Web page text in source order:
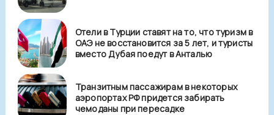
Отели в Турции ставят на то, что туризм в
ОАЭ не восстановится за 5 лет, и туристы
вместо Дубая поедут в Анталью
Транзитным пассажирам в некоторых
аэропортах РФ придется забирать
чемоданы при пересадке